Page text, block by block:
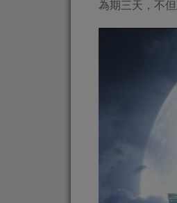
為期三天，不